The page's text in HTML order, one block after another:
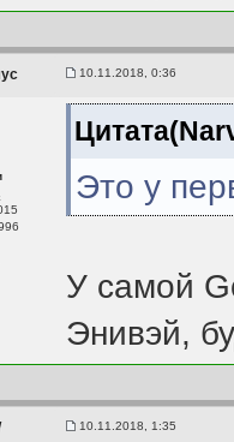
10.11.2018, 0:36
Это у
У самой
Энивэй,
10.11.2018, 1:35